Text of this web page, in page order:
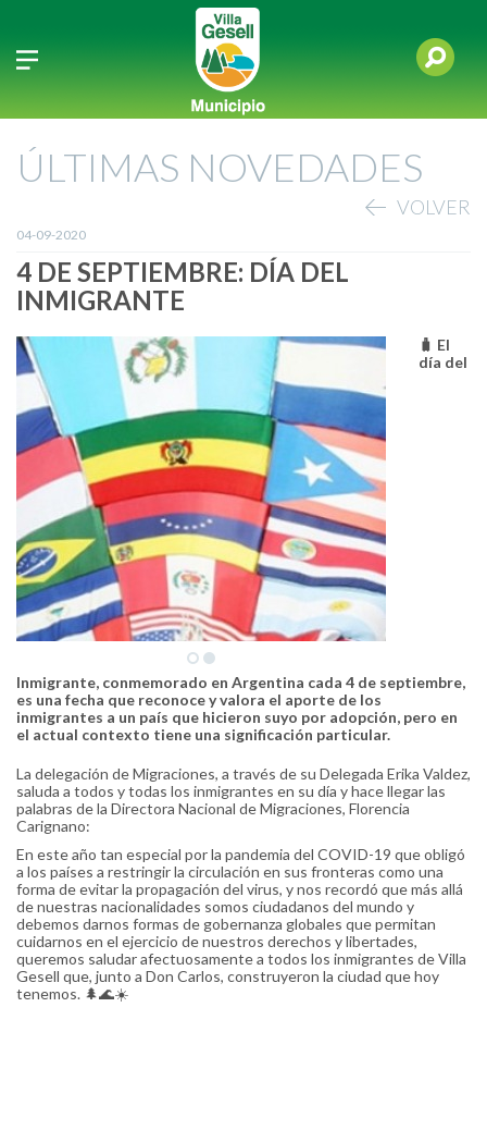
ÚLTIMAS NOVEDADES
VOLVER
04-09-2020
4 DE SEPTIEMBRE: DÍA DEL
INMIGRANTE
🧳 El
día del
Inmigrante, conmemorado en Argentina cada 4 de septiembre,
es una fecha que reconoce y valora el aporte de los
inmigrantes a un país que hicieron suyo por adopción, pero en
el actual contexto tiene una significación particular.
La delegación de Migraciones, a través de su Delegada Erika Valdez,
saluda a todos y todas los inmigrantes en su día y hace llegar las
palabras de la Directora Nacional de Migraciones, Florencia
Carignano:
En este año tan especial por la pandemia del COVID-19 que obligó
a los países a restringir la circulación en sus fronteras como una
forma de evitar la propagación del virus, y nos recordó que más allá
de nuestras nacionalidades somos ciudadanos del mundo y
debemos darnos formas de gobernanza globales que permitan
cuidarnos en el ejercicio de nuestros derechos y libertades,
queremos saludar afectuosamente a todos los inmigrantes de Villa
Gesell que, junto a Don Carlos, construyeron la ciudad que hoy
tenemos. 🌲🌊☀️